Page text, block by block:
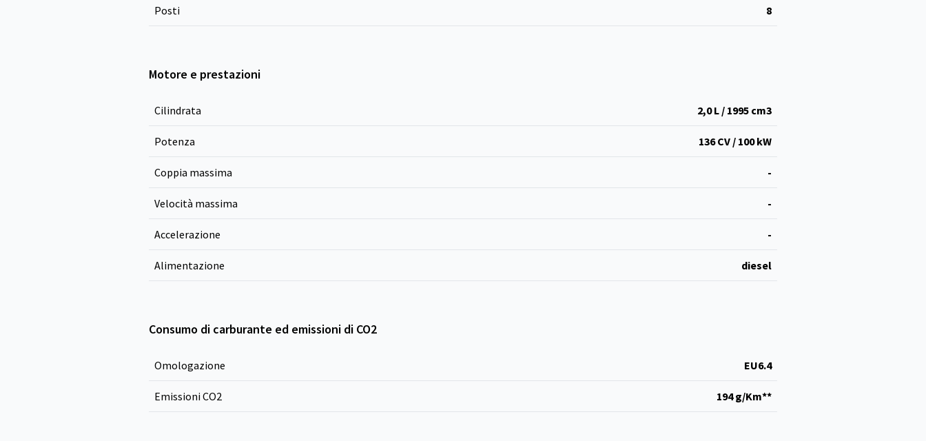
Posti 8
Motore e prestazioni
Cilindrata 2,0 L / 1995 cm3
Potenza 136 CV / 100 kW
Coppia massima -
Velocità massima -
Accelerazione -
Alimentazione diesel
Consumo di carburante ed emissioni di CO2
Omologazione EU6.4
Emissioni CO2 194 g/Km**